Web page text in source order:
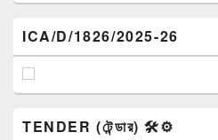
ICA/D/1826/2025-26
TENDER (টেন্ডার) 🛠️⚙️